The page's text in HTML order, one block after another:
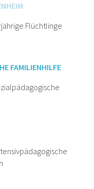
Flüchtlinge
FAMILIENHILFE